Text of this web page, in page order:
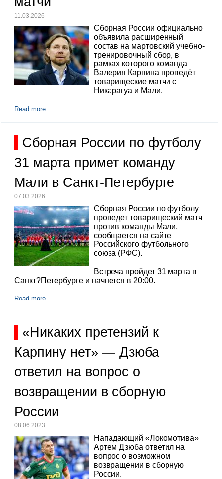
11.03.2026
Сборная России официально
объявила расширенный
состав на мартовский учебно-
тренировочный сбор, в
рамках которого команда
Валерия Карпина проведёт
товарищеские матчи с
Никарагуа и Мали.
Read more
Сборная России по футболу
31 марта примет команду
Мали в Санкт-Петербурге
07.03.2026
Сборная России по футболу
проведет товарищеский матч
против команды Мали,
сообщается на сайте
Российского футбольного
союза (РФС).
Встреча пройдет 31 марта в
Санкт?Петербурге и начнется в 20:00.
Read more
«Никаких претензий к
Карпину нет» — Дзюба
ответил на вопрос о
возвращении в сборную
России
08.06.2023
Нападающий «Локомотива»
Артем Дзюба ответил на
вопрос о возможном
возвращении в сборную
России.